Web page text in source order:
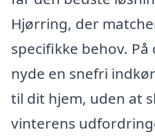
Hjørring, der
specifikke behov.
nyde en snefri
til dit hjem, uden at
vinterens